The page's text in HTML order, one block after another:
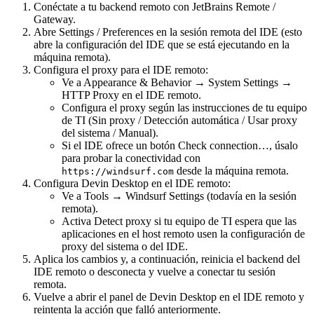
Conéctate a tu backend remoto con JetBrains Remote /
Gateway.
Abre Settings / Preferences en la sesión remota del IDE (esto
abre la configuración del IDE que se está ejecutando en la
máquina remota).
Configura el proxy para el IDE remoto:
Ve a Appearance & Behavior → System Settings →
HTTP Proxy en el IDE remoto.
Configura el proxy según las instrucciones de tu equipo
de TI (Sin proxy / Detección automática / Usar proxy
del sistema / Manual).
Si el IDE ofrece un botón Check connection…, úsalo
para probar la conectividad con
https://windsurf.com desde la máquina remota.
Configura Devin Desktop en el IDE remoto:
Ve a Tools → Windsurf Settings (todavía en la sesión
remota).
Activa Detect proxy si tu equipo de TI espera que las
aplicaciones en el host remoto usen la configuración de
proxy del sistema o del IDE.
Aplica los cambios y, a continuación, reinicia el backend del
IDE remoto o desconecta y vuelve a conectar tu sesión
remota.
Vuelve a abrir el panel de Devin Desktop en el IDE remoto y
reintenta la acción que falló anteriormente.